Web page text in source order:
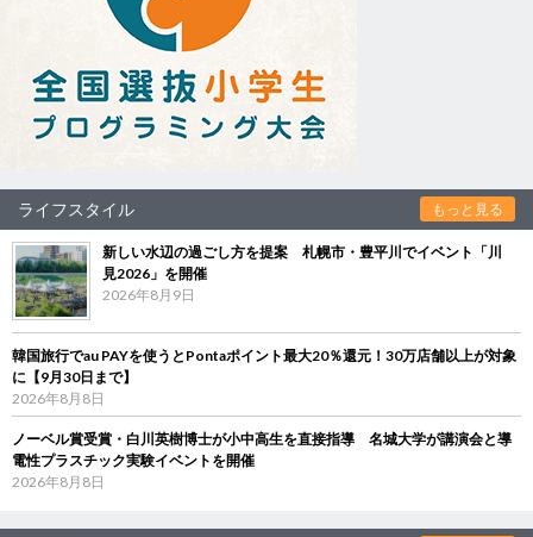
ライフスタイル もっと見る
新しい水辺の過ごし方を提案 札幌市・豊平川でイベント「川
見2026」を開催
2026年8月9日
韓国旅行でau PAYを使うとPontaポイント最大20％還元！30万店舗以上が対象
に【9月30日まで】
2026年8月8日
ノーベル賞受賞・白川英樹博士が小中高生を直接指導 名城大学が講演会と導
電性プラスチック実験イベントを開催
2026年8月8日